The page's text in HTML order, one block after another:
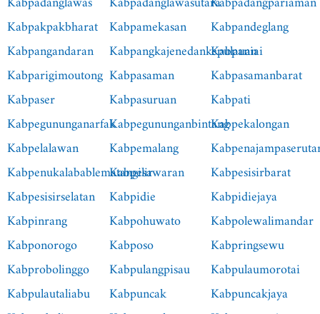
Kabpakpakbharat Kabpamekasan
Kabpandeglang
Kabpangandaran Kabpangkajenedankepulauan
Kabpaniai
Kabparigimoutong Kabpasaman
Kabpasamanbarat
Kabpaser
Kabpasuruan
Kabpati
KabpegununganarfakKabpegununganbintangKabpekalongan
Kabpelalawan
Kabpemalang
Kabpenukalabablematangilir
Kabpesawaran
Kabpesisirbarat
Kabpesisirselatan Kabpidie
Kabpidiejaya
Kabpinrang
Kabpohuwato
Kabpolewalimandar
Kabponorogo
Kabposo
Kabpringsewu
Kabprobolinggo
Kabpulangpisau
Kabpulaumorotai
Kabpulautaliabu
Kabpuncak
Kabpuncakjaya